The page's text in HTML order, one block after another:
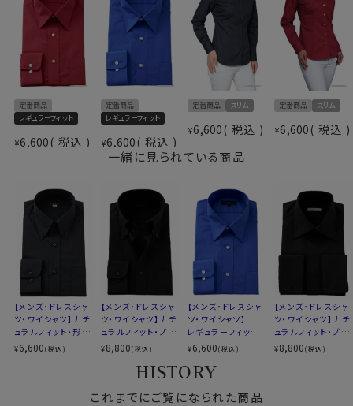
生産国
中国
▼【定番商品】欠品サイズは再入荷の予定があります
定番商品
レギュラーフィット
¥6,600 税込
定番商品
レギュラーフィット
¥6,600 税込
定番商品 スリム
¥6,600 税込
定番商品 スリム
¥6,600 税込
一緒に見られている商品
【メンズ・ドレスシャ
ツ・ワイシャツ】ナチ
ュラルフィット・形態
安定・ブロード・ボタ
ンダウン
¥6,600(税込)
【メンズ・ドレスシャ
ツ・ワイシャツ】ナチ
ュラルフィット・プレ
ミアムコットン100
番手双糸・ブロー
ド・トレボットーニ・
ボタンダウン
¥8,800(税込)
【メンズ・ドレスシャ
ツ・ワイシャツ】
レギュラーフィット・
形態安定・ブロー
ド・レギュラーカラー
¥6,600(税込)
【メンズ・ドレスシャ
ツ・ワイシャツ】ナチ
ュラルフィット・プレ
ミアムコットン100
番手双糸・ブロー
¥8,800(税込)
HISTORY
これまでにご覧になられた商品